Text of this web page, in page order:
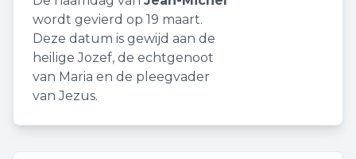
wordt gevierd op 19 maart.
Deze datum is gewijd aan de
heilige Jozef, de echtgenoot
van Maria en de pleegvader
van Jezus.